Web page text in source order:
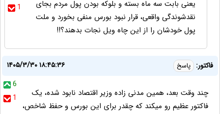
1
یعنی بابت سه ماه بسته و بلوکه بودن پول مردم بجای
نقدشوندگی واقعی، قرار نبود بورس منفی بخورد و ملت
پول خودشان را از این چاه ویل نجات بدهند؟!!
فاکتور: پاسخ
۱۴۰۵/۳/۳۰ ۱۸:۴۵:۳۶
6
1
چند وقت بعد، همین مدنی زاده وزیر اقتصاد نابود شده، یک
فاکتور عظیم رو میکند که چقدر برای این بورس و حفظ شاخص،